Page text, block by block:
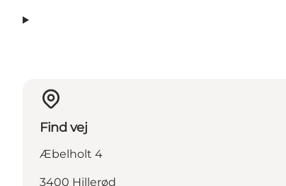
Find vej
Æbelholt 4
3400 Hillerød